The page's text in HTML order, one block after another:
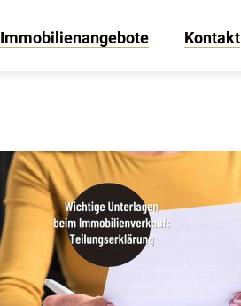
Immobilienangebote Kontakt